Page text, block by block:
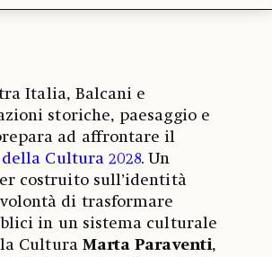
Italia, Balcani e
storiche, paesaggio e
ad affrontare il
Cultura 2028. Un
costruito sull’identità
di trasformare
in un sistema culturale
Cultura Marta Paraventi,